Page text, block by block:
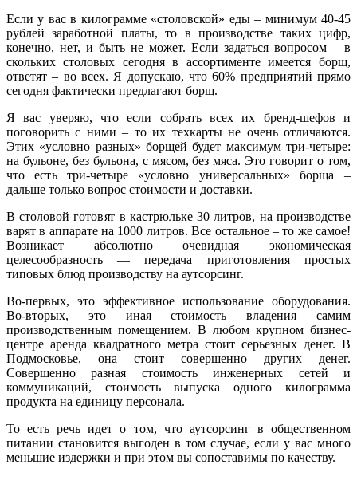
Если у вас в килограмме «столовской» еды – минимум 40-45
рублей заработной платы, то в производстве таких цифр,
конечно, нет, и быть не может. Если задаться вопросом – в
скольких столовых сегодня в ассортименте имеется борщ,
ответят – во всех. Я допускаю, что 60% предприятий прямо
сегодня фактически предлагают борщ.
Я вас уверяю, что если собрать всех их бренд-шефов и
поговорить с ними – то их техкарты не очень отличаются.
Этих «условно разных» борщей будет максимум три-четыре:
на бульоне, без бульона, с мясом, без мяса. Это говорит о том,
что есть три-четыре «условно универсальных» борща –
дальше только вопрос стоимости и доставки.
В столовой готовят в кастрюльке 30 литров, на производстве
варят в аппарате на 1000 литров. Все остальное – то же самое!
Возникает абсолютно очевидная экономическая
целесообразность — передача приготовления простых
типовых блюд производству на аутсорсинг.
Во-первых, это эффективное использование оборудования.
Во-вторых, это иная стоимость владения самим
производственным помещением. В любом крупном бизнес-
центре аренда квадратного метра стоит серьезных денег. В
Подмосковье, она стоит совершенно других денег.
Совершенно разная стоимость инженерных сетей и
коммуникаций, стоимость выпуска одного килограмма
продукта на единицу персонала.
То есть речь идет о том, что аутсорсинг в общественном
питании становится выгоден в том случае, если у вас много
меньшие издержки и при этом вы сопоставимы по качеству.